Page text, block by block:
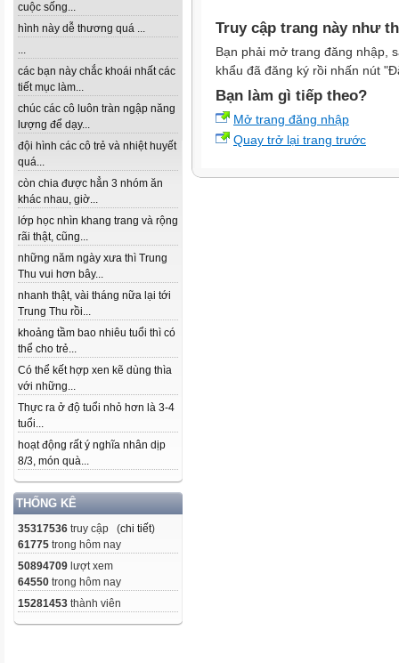
cuộc sống...
hình này dễ thương quá ...
...
các bạn này chắc khoái nhất các
tiết mục làm...
chúc các cô luôn tràn ngập năng
lượng để dạy...
đội hình các cô trẻ và nhiệt huyết
quá...
còn chia được hẳn 3 nhóm ăn
khác nhau, giờ...
lớp học nhìn khang trang và rộng
rãi thật, cũng...
những năm ngày xưa thì Trung
Thu vui hơn bây...
nhanh thật, vài tháng nữa lại tới
Trung Thu rồi...
khoảng tầm bao nhiêu tuổi thì có
thể cho trẻ...
Có thể kết hợp xen kẽ dùng thìa
với những...
Thực ra ở độ tuổi nhỏ hơn là 3-4
tuổi...
hoạt động rất ý nghĩa nhân dịp
8/3, món quà...
THỐNG KÊ
35317536 truy cập (chi tiết)
61775 trong hôm nay
50894709 lượt xem
64550 trong hôm nay
15281453 thành viên
Truy cập trang này như
Bạn phải mở trang đăng nhập,
khẩu đã đăng ký rồi nhấn nút
Bạn làm gì tiếp theo?
Mở trang đăng nhập
Quay trở lại trang trước